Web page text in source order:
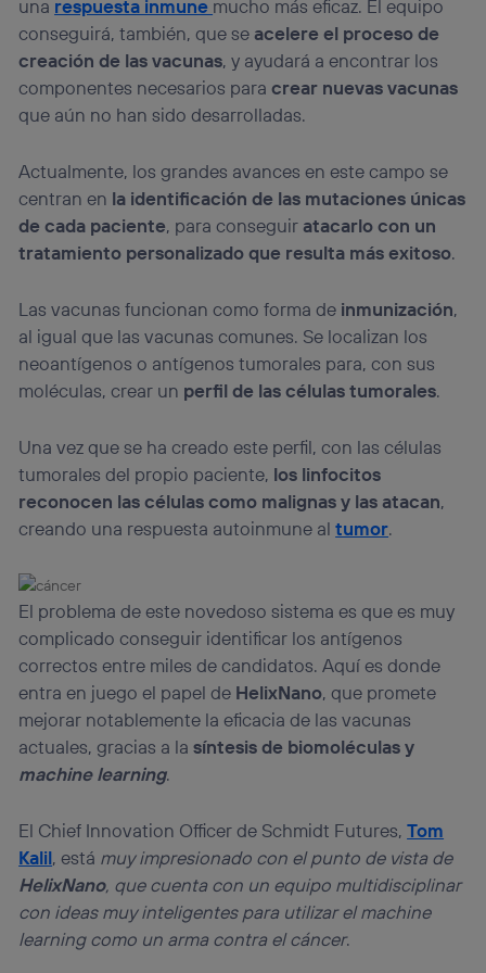
una respuesta inmune mucho más eficaz. El equipo
conseguirá, también, que se acelere el proceso de
creación de las vacunas, y ayudará a encontrar los
componentes necesarios paracrear nuevas vacunas
que aún no han sido desarrolladas.
Actualmente, los grandes avances en este campo se
centran en la identificación de las mutaciones únicas
de cada paciente, para conseguir atacarlo con un
tratamiento personalizado que resulta más exitoso.
Las vacunas funcionan como forma de inmunización,
al igual que las vacunas comunes. Se localizan los
neoantígenos o antígenos tumorales para, con sus
moléculas, crear un perfil de las células tumorales.
Una vez que se ha creado este perfil, con las células
tumorales del propio paciente, los linfocitos
reconocen las células como malignas y las atacan,
creando una respuesta autoinmune altumor.
El problema de este novedoso sistema es que es muy
complicado conseguir identificar los antígenos
correctos entre miles de candidatos. Aquí es donde
entra en juego el papel de HelixNano, que promete
mejorar notablemente la eficacia de las vacunas
actuales, gracias a lasíntesis de biomoléculas y
machine learning.
El Chief Innovation Officer de Schmidt Futures,Tom
Kalil, está muy impresionado con el punto de vista de
HelixNano, que cuenta con un equipo multidisciplinar
con ideas muy inteligentes para utilizar el machine
learning como un arma contra el cáncer.
actividades de navegación de los miembros del hogar
que hayan dado su consentimiento.
Si utilizas datos móviles , el marketing será más
personalizado, ya que se basará únicamente en la
navegación del usuario del móvil.
visitando el portal de privacidad de Utiq
(“consenthub”). Para más información, consulta